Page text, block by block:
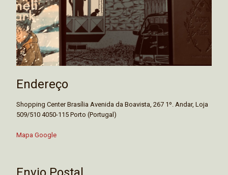
Endereço
Shopping Center Brasília Avenida da Boavista, 267 1º. Andar, Loja
509/510 4050-115 Porto (Portugal)
Mapa Google